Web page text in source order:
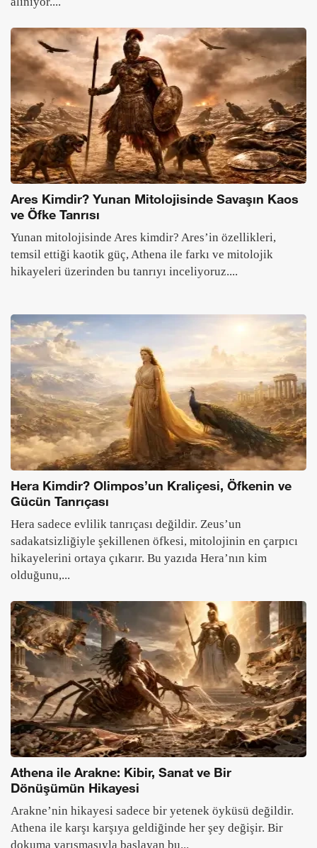
Ares Kimdir? Yunan Mitolojisinde Savaşın Kaos
ve Öfke Tanrısı
Yunan mitolojisinde Ares kimdir? Ares’in özellikleri,
temsil ettiği kaotik güç, Athena ile farkı ve mitolojik
hikayeleri üzerinden bu tanrıyı inceliyoruz....
Hera Kimdir? Olimpos’un Kraliçesi, Öfkenin ve
Gücün Tanrıçası
Hera sadece evlilik tanrıçası değildir. Zeus’un
sadakatsizliğiyle şekillenen öfkesi, mitolojinin en çarpıcı
hikayelerini ortaya çıkarır. Bu yazıda Hera’nın kim
olduğunu,...
Athena ile Arakne: Kibir, Sanat ve Bir
Dönüşümün Hikayesi
Arakne’nin hikayesi sadece bir yetenek öyküsü değildir.
Athena ile karşı karşıya geldiğinde her şey değişir. Bir
dokuma yarışmasıyla başlayan bu...